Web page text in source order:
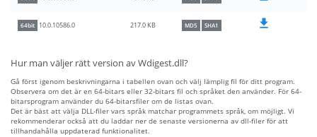
64bit 10.0.10586.0 217.0 KB MD5 SHA1
Hur man väljer rätt version av Wdigest.dll?
Gå först igenom beskrivningarna i tabellen ovan och välj lämplig fil för ditt program.
Observera om det är en 64-bitars eller 32-bitars fil och språket den använder. För 64-
bitarsprogram använder du 64-bitarsfiler om de listas ovan.
Det är bäst att välja DLL-filer vars språk matchar programmets språk, om möjligt. Vi
rekommenderar också att du laddar ner de senaste versionerna av dll-filer för att
tillhandahålla uppdaterad funktionalitet.